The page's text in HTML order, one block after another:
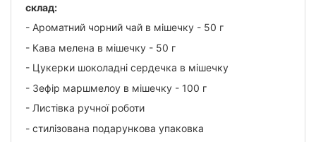
склад:
- Ароматний чорний чай в мішечку - 50 г
- Кава мелена в мішечку - 50 г
- Цукерки шоколадні сердечка в мішечку
- Зефір маршмелоу в мішечку - 100 г
- Листівка ручної роботи
- стилізована подарункова упаковка